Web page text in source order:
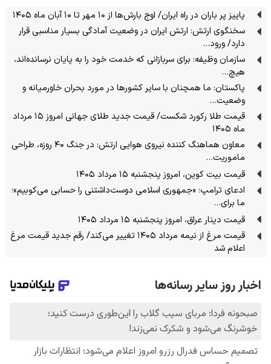
پاییز پر باران در راه ایران/ اوج بارش‌ها از ۱۰ مهر تا ۱۰ آبان ماه ۱۴۰۵
سخنگوی ارتش: ارتش ایران در وضعیت آمادگی بسیار مناسبی قرار
دارد/ ورود…
سازمان وظیفه: برای سربازانی که خدمت خود را به پایان نرسانده‌اند،
هیچ…
پاکستان: ما همچنان با سایر کشورها در مورد بحران خاورمیانه و
وضعیت…
قیمت طلا رکورد شکست/ قیمت جدید طلای جهانی امروز ۱۵ مرداد
ماه ۱۴۰۵
معاون هماهنگ کننده نیروی هوایی ارتش: در جنگ ۴۰ روزه، طراحی
ماموریت…
قیمت بیت کوین، امروز پنجشنبه ۱۵ مرداد ۱۴۰۵
ادعای ترامپ: «جمهوری اسلامی دوست‌داشتنی را حسابی می‌کوبیم»؛
ما برای…
قیمت دینار عراق، امروز پنجشنبه ۱۵ مرداد ۱۴۰۵
قیمت مرغ از نیمه مرداد ۱۴۰۵ تغییر می‌کند/ رقم جدید قیمت مرغ
اعلام شد